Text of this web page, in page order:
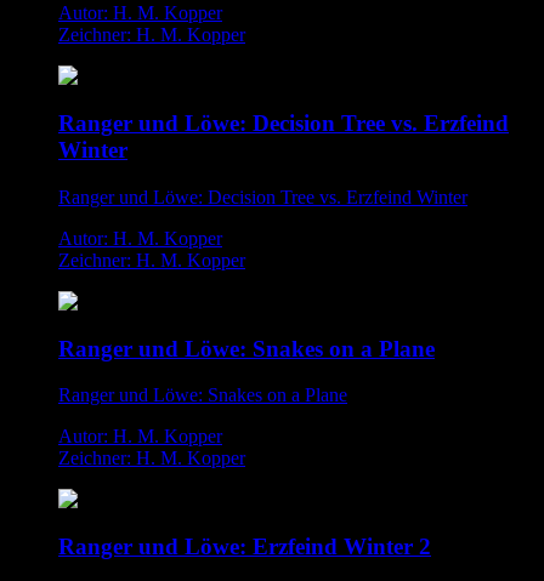
Autor: H. M. Kopper
Zeichner: H. M. Kopper
Ranger und Löwe: Decision Tree vs. Erzfeind
Winter
Ranger und Löwe: Decision Tree vs. Erzfeind Winter
Autor: H. M. Kopper
Zeichner: H. M. Kopper
Ranger und Löwe: Snakes on a Plane
Ranger und Löwe: Snakes on a Plane
Autor: H. M. Kopper
Zeichner: H. M. Kopper
Ranger und Löwe: Erzfeind Winter 2